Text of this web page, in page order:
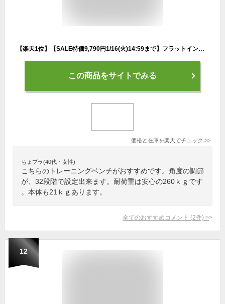
【楽天1位】【SALE特価9,790円1/16(火)14:59まで】フラットインクラインベンチ 角度調整 32段階調節 トレーニングベンチ トレーニング器具 ベンチ 筋トレ ダンベル ベンチプレス ダンベルトレーニング 器具 スポーツジム 道場 組立 ■[送料無料]
この商品をサイトでみる
価格と在庫を楽天でチェック >>
ちょプラ(40代・女性)
こちらのトレーニングベンチがおすすめです。角度の調節
が、32段階で設定出来ます。耐荷重は安心の260ｋｇです
。本体も21ｋｇあります。
全てのおすすめコメント (2件) >
12